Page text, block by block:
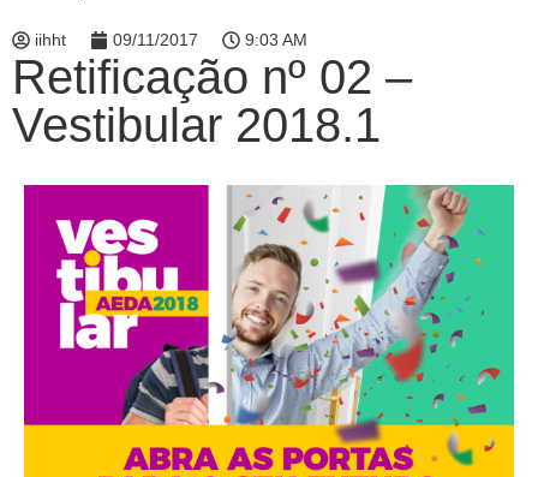
iihht 09/11/2017 9:03 AM
Retificação nº 02 –
Vestibular 2018.1